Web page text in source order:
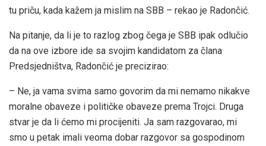
tu priču, kada kažem ja mislim na SBB – rekao je Radončić.
Na pitanje, da li je to razlog zbog čega je SBB ipak odlučio
da na ove izbore ide sa svojim kandidatom za člana
Predsjedništva, Radončić je precizirao:
– Ne, ja vama svima samo govorim da mi nemamo nikakve
moralne obaveze i političke obaveze prema Trojci. Druga
stvar je da li ćemo mi procijeniti. Ja sam razgovarao, mi
smo u petak imali veoma dobar razgovor sa gospodinom